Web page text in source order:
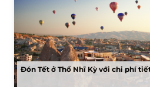
Đón Tết ở Thổ Nhĩ Kỳ với chi phí